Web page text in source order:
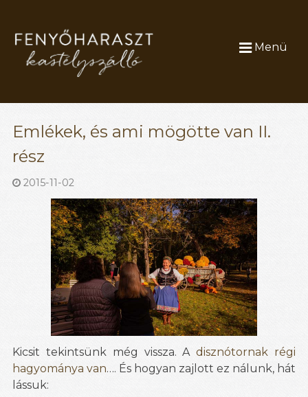
Menü
Emlékek, és ami mögötte van II.
rész
2015-11-02
Kicsit tekintsünk még vissza. Adisznótornak régi
hagyománya van…. És hogyan zajlott ez nálunk, hát
lássuk: